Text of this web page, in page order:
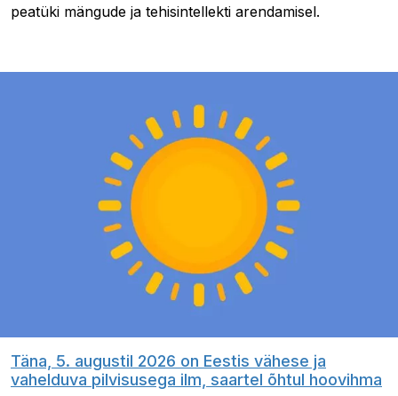
peatüki mängude ja tehisintellekti arendamisel.
Täna, 5. augustil 2026 on Eestis vähese ja
vahelduva pilvisusega ilm, saartel õhtul hoovihma